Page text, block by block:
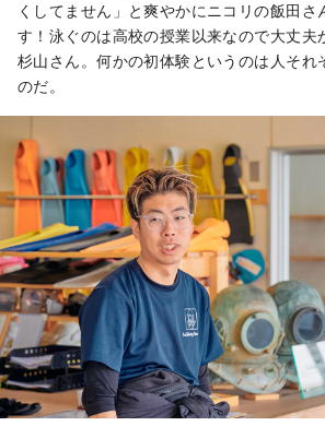
くしてません」と爽やかにニコリの飯田さ
す！泳ぐのは高校の授業以来なので大丈
杉山さん。何かの初体験というのは人それ
のだ。